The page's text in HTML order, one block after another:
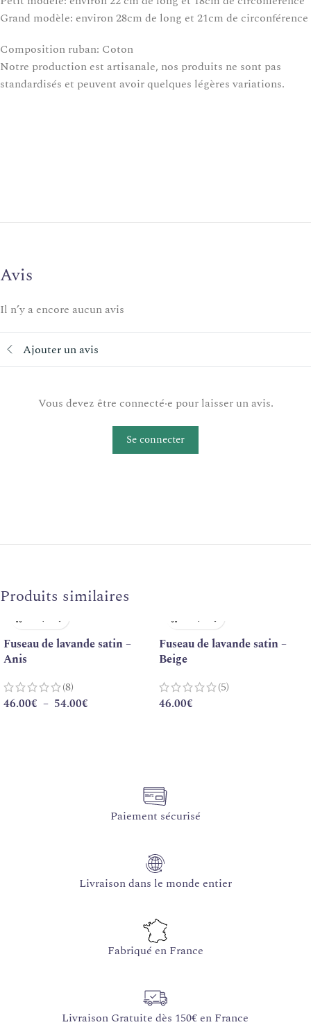
Grand modèle: environ 28cm de long et 21cm de circonférence
Composition ruban: Coton
Notre production est artisanale, nos produits ne sont pas
standardisés et peuvent avoir quelques légères variations.
Avis
Il n’y a encore aucun avis
Ajouter un avis
Vous devez être connecté·e pour laisser un avis.
Se connecter
Produits similaires
Fuseau de lavande satin –
Anis
(8)
46.00€ – 54.00€
Fuseau de lavande satin –
Beige
(5)
46.00€
Paiement sécurisé
Livraison dans le monde entier
Fabriqué en France
Livraison Gratuite dès 150€ en France